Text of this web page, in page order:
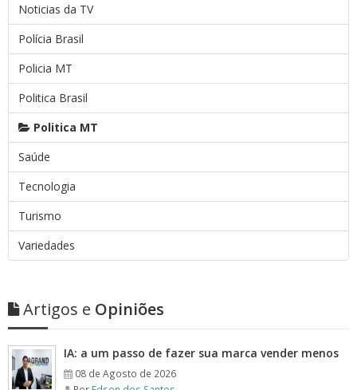
Noticias da TV
Polícia Brasil
Policia MT
Politica Brasil
Politica MT
Saúde
Tecnologia
Turismo
Variedades
Artigos e Opiniões
IA: a um passo de fazer sua marca vender menos
08 de Agosto de 2026